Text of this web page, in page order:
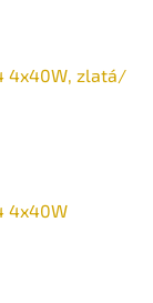
4x40W, zlatá/
4x40W